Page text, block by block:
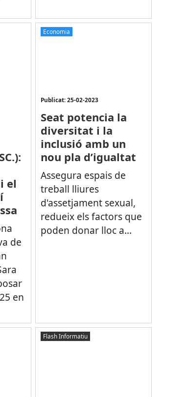
el
de
en
Economia
Publicat: 25-02-2023
Seat potencia la
diversitat i la
inclusió amb un
nou pla d’igualtat
Assegura espais de
treball lliures
d'assetjament sexual,
redueix els factors que
poden donar lloc a...
Flash Informatiu